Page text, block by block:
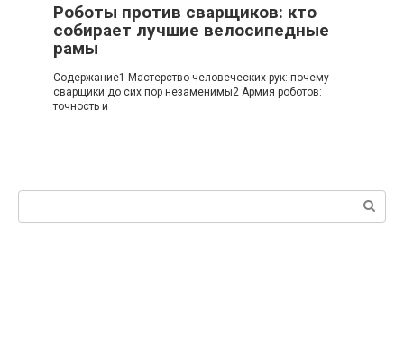
Роботы против сварщиков: кто
собирает лучшие велосипедные
рамы
Содержание1 Мастерство человеческих рук: почему
сварщики до сих пор незаменимы2 Армия роботов:
точность и